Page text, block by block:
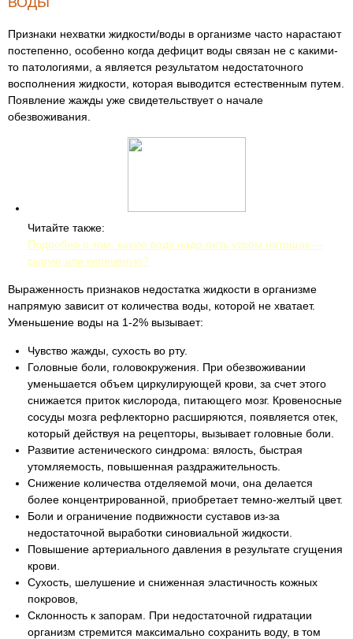
Признаки нехватки жидкости/воды в организме часто нарастают
постепенно, особенно когда дефицит воды связан не с какими-
то патологиями, а является результатом недостаточного
восполнения жидкости, которая выводится естественным путем.
Появление жажды уже свидетельствует о начале
обезвоживания.
Читайте также:
Подробно о том, какую воду надо пить утром натощак —
сырую или кипяченую?
Выраженность признаков недостатка жидкости в организме
напрямую зависит от количества воды, которой не хватает.
Уменьшение воды на 1-2% вызывает:
Чувство жажды, сухость во рту.
Головные боли, головокружения. При обезвоживании
уменьшается объем циркулирующей крови, за счет этого
снижается приток кислорода, питающего мозг. Кровеносные
сосуды мозга рефлекторно расширяются, появляется отек,
который действуя на рецепторы, вызывает головные боли.
Развитие астенического синдрома: вялость, быстрая
утомляемость, повышенная раздражительность.
Снижение количества отделяемой мочи, она делается
более концентрированной, приобретает темно-желтый цвет.
Боли и ограничение подвижности суставов из-за
недостаточной выработки синовиальной жидкости.
Повышение артериального давления в результате сгущения
крови.
Сухость, шелушение и сниженная эластичность кожных
покровов,
Склонность к запорам. При недостаточной гидратации
организм стремится максимально сохранить воду, в том